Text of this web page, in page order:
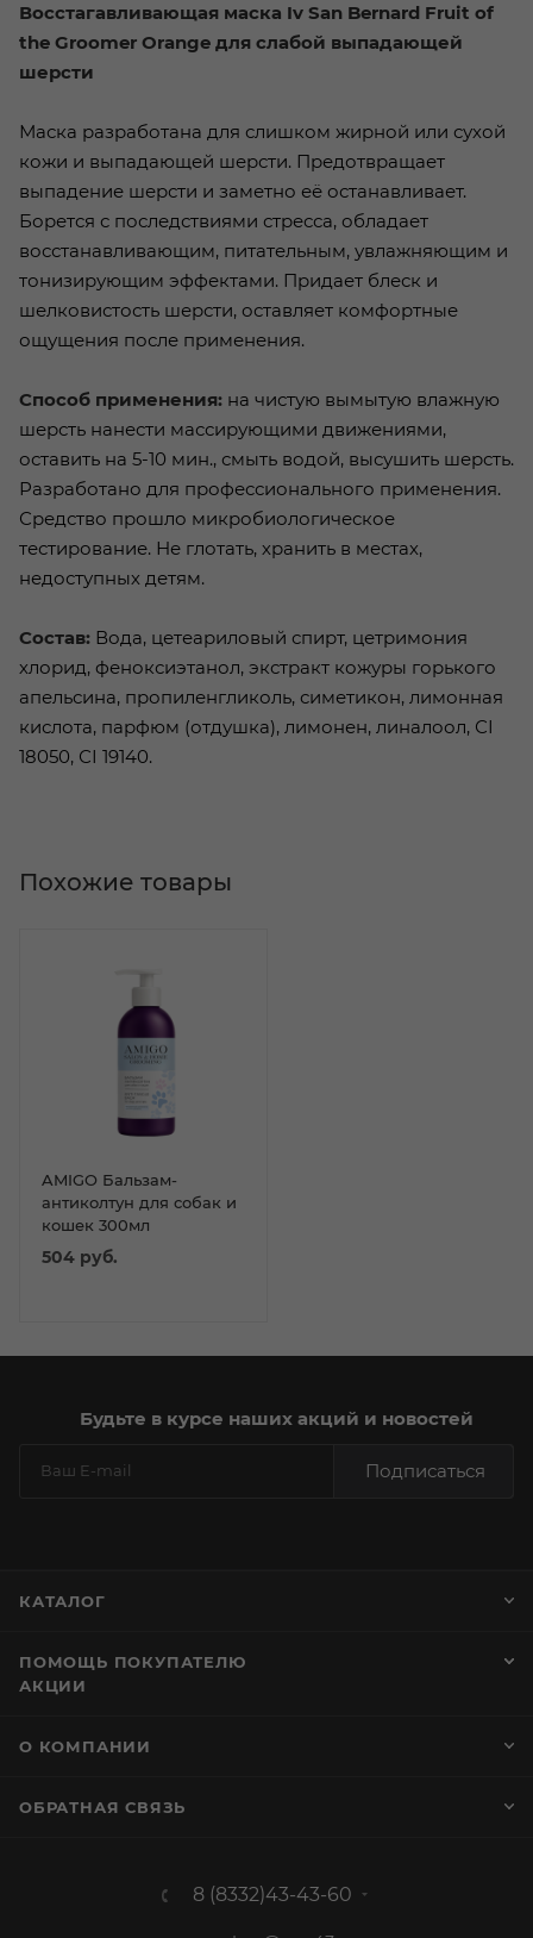
Восстагавливающая маска Iv San Bernard Fruit of
the Groomer Orange для слабой выпадающей
шерсти
Маска разработана для слишком жирной или сухой
кожи и выпадающей шерсти. Предотвращает
выпадение шерсти и заметно её останавливает.
Борется с последствиями стресса, обладает
восстанавливающим, питательным, увлажняющим и
тонизирующим эффектами. Придает блеск и
шелковистость шерсти, оставляет комфортные
ощущения после применения.
Способ применения: на чистую вымытую влажную
шерсть нанести массирующими движениями,
оставить на 5-10 мин., смыть водой, высушить шерсть.
Разработано для профессионального применения.
Средство прошло микробиологическое
тестирование. Не глотать, хранить в местах,
недоступных детям.
Состав: Вода, цетеариловый спирт, цетримония
хлорид, феноксиэтанол, экстракт кожуры горького
апельсина, пропиленгликоль, симетикон, лимонная
кислота, парфюм (отдушка), лимонен, линалоол, СІ
18050, СІ 19140.
AMIGO Бальзам-
антиколтун для собак и
кошек 300мл
504 руб.
Похожие товары
Будьте в курсе наших акций и новостей
Подписаться
КАТАЛОГ
ПОМОЩЬ ПОКУПАТЕЛЮ
АКЦИИ
О КОМПАНИИ
ОБРАТНАЯ СВЯЗЬ
8 (8332)43-43-60